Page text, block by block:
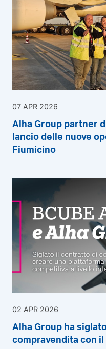
07 APR 2026
Alha Group partner
lancio delle nuove
Fiumicino
02 APR 2026
Alha Group ha
compravendita con il